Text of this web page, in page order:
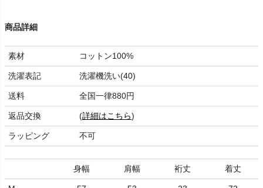
商品詳細
素材 コットン100%
洗濯表記 洗濯機洗い(40)
送料 全国一律880円
返品交換 (詳細はこちら)
ラッピング 不可
身幅 肩幅 裄丈 着丈